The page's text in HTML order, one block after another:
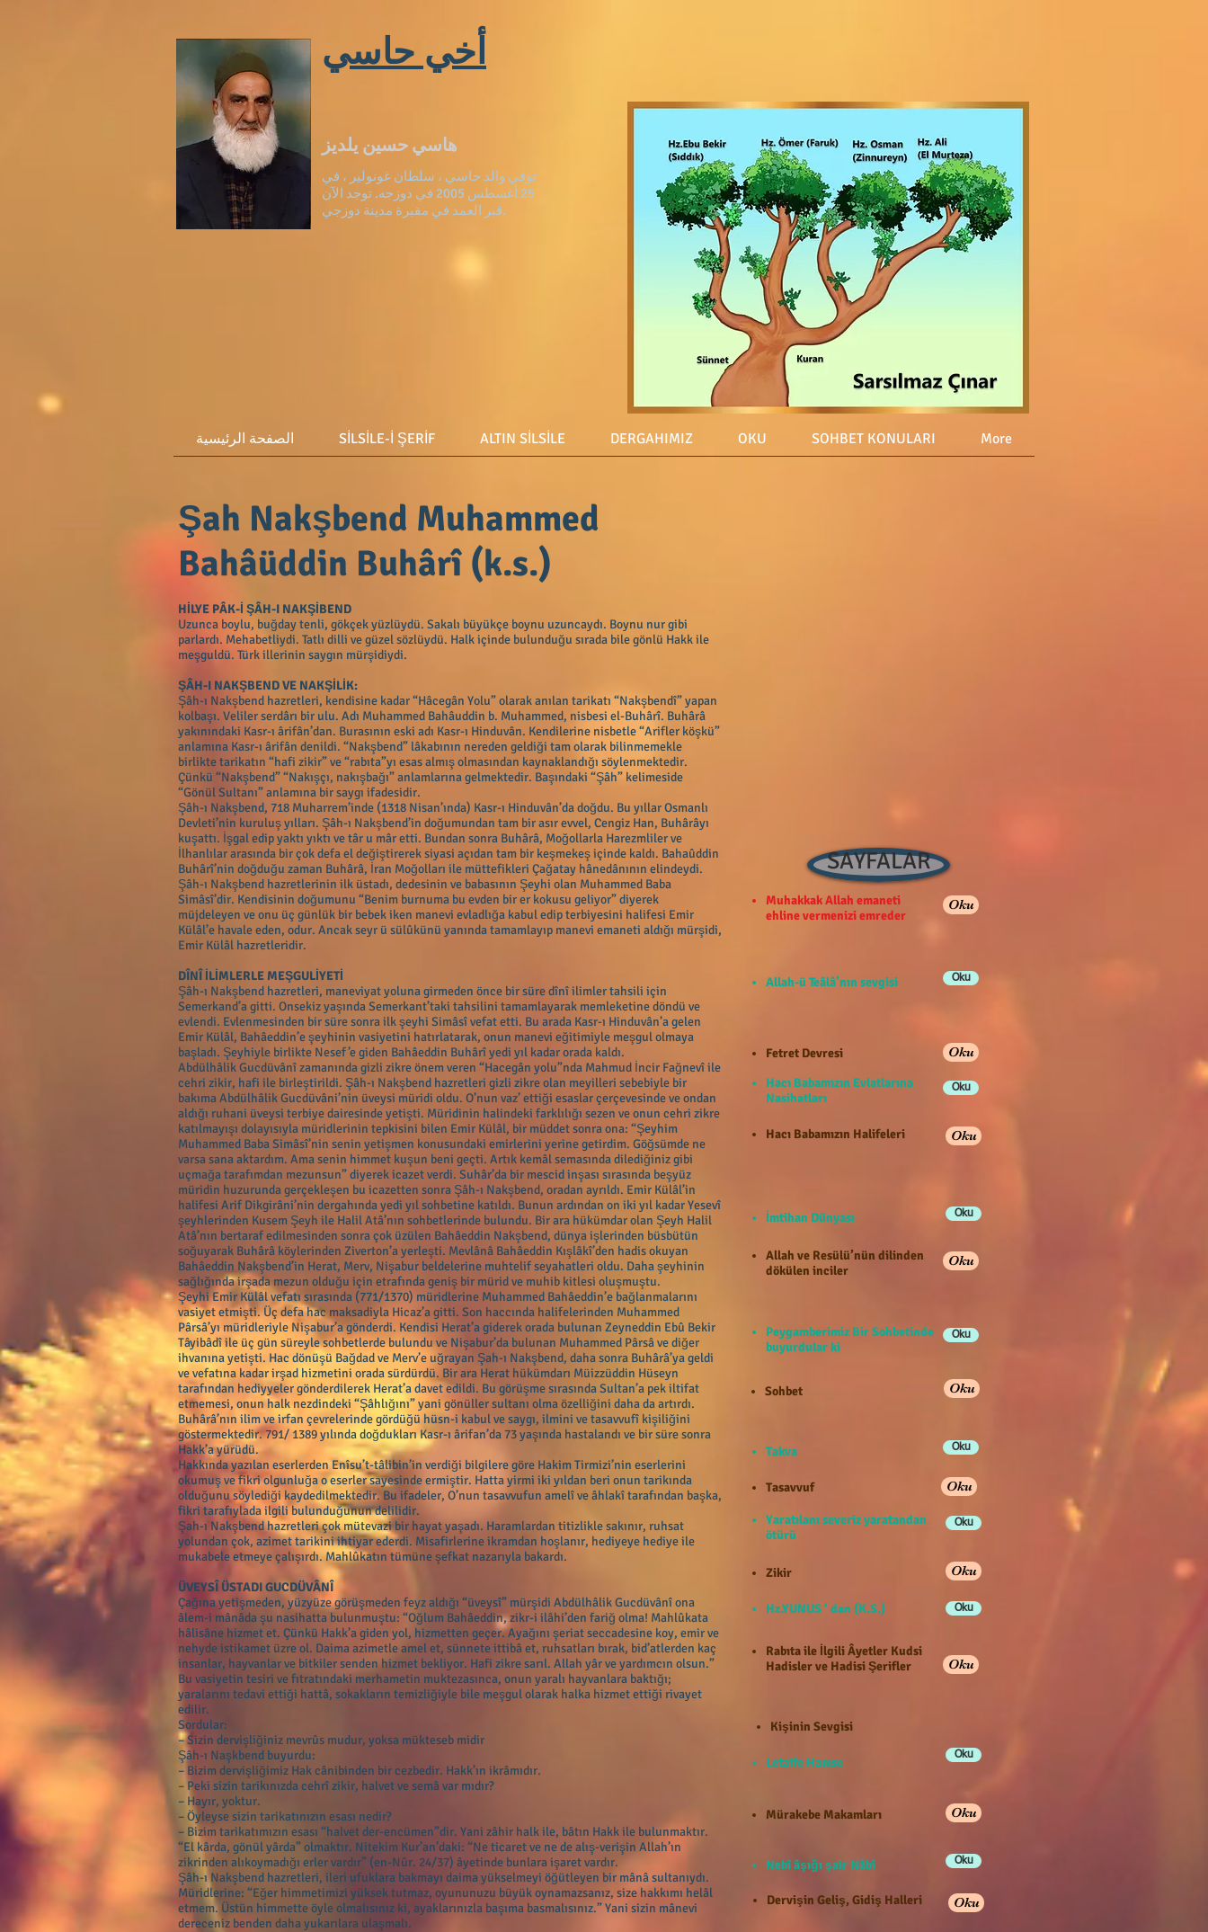
أخي حاسي
توفي والد حاسي ، سلطان غونولير ، في
25 أغسطس 2005 في دوزجه. توجد الآن
قبر العمد في مقبرة مدينة دوزجي.
الصفحة الرئيسية SİLSİLE-İ ŞERİF ALTIN SİLSİLE DERGAHIMIZ OKU SOHBET KONULARI More
Şah Nakşbend Muhammed
Bahâüddin Buhârî (k.s.)
HİLYE PÂK-İ ŞÂH-I NAKŞİBEND
Uzunca boylu, buğday tenli, gökçek yüzlüydü. Sakalı büyükçe boynu uzuncaydı. Boynu nur gibi
parlardı. Mehabetliydi. Tatlı dilli ve güzel sözlüydü. Halk içinde bulunduğu sırada bile gönlü Hakk ile
meşguldü. Türk illerinin saygın mürşidiydi.
ŞÂH-I NAKŞBEND VE NAKŞİLİK:
Şâh-ı Nakşbend hazretleri, kendisine kadar “Hâcegân Yolu” olarak anılan tarikatı “Nakşbendî” yapan
kolbaşı. Veliler serdârı bir ulu. Adı Muhammed Bahâuddin b. Muhammed, nisbesi el-Buhârî. Buhârâ
yakınındaki Kasr-ı ârifân’dan. Burasının eski adı Kasr-ı Hinduvân. Kendilerine nisbetle “Arifler köşkü”
anlamına Kasr-ı ârifân denildi. “Nakşbend” lâkabının nereden geldiği tam olarak bilinmemekle
birlikte tarikatın “hafi zikir” ve “rabıta”yı esas almış olmasından kaynaklandığı söylenmektedir.
Çünkü “Nakşbend” “Nakışçı, nakışbağı” anlamlarına gelmektedir. Başındaki “Şâh” kelimeside
“Gönül Sultanı” anlamına bir saygı ifadesidir.
Şâh-ı Nakşbend, 718 Muharrem’inde (1318 Nisan’ında) Kasr-ı Hinduvân’da doğdu. Bu yıllar Osmanlı
Devleti’nin kuruluş yılları. Şâh-ı Nakşbend’in doğumundan tam bir asır evvel, Cengiz Han, Buhârâyı
kuşattı. İşgal edip yaktı yıktı ve târ u mâr etti. Bundan sonra Buhârâ, Moğollarla Harezmliler ve
İlhanlılar arasında bir çok defa el değiştirerek siyasi açıdan tam bir keşmekeş içinde kaldı. Bahaûddin
Buhârî’nin doğduğu zaman Buhârâ, İran Moğolları ile müttefikleri Çağatay hânedânının elindeydi.
Şâh-ı Nakşbend hazretlerinin ilk üstadı, dedesinin ve babasının Şeyhi olan Muhammed Baba
Simâsî’dir. Kendisinin doğumunu “Benim burnuma bu evden bir er kokusu geliyor” diyerek
müjdeleyen ve onu üç günlük bir bebek iken manevi evladlığa kabul edip terbiyesini halifesi Emir
Külâl’e havale eden, odur. Ancak seyr ü sülûkünü yanında tamamlayıp manevi emaneti aldığı mürşidi,
Emir Külâl hazretleridir.
DÎNÎ İLİMLERLE MEŞGULİYETİ
Şâh-ı Nakşbend hazretleri, maneviyat yoluna girmeden önce bir süre dînî ilimler tahsili için
Semerkand’a gitti. Onsekiz yaşında Semerkant’taki tahsilini tamamlayarak memleketine döndü ve
evlendi. Evlenmesinden bir süre sonra ilk şeyhi Simâsî vefat etti. Bu arada Kasr-ı Hinduvân’a gelen
Emir Külâl, Bahâeddin’e şeyhinin vasiyetini hatırlatarak, onun manevi eğitimiyle meşgul olmaya
başladı. Şeyhiyle birlikte Nesef’e giden Bahâeddin Buhârî yedi yıl kadar orada kaldı.
Abdülhâlik Gucdüvânî zamanında gizli zikre önem veren “Hacegân yolu”nda Mahmud İncir Fağnevî ile
cehri zikir, hafi ile birleştirildi. Şâh-ı Nakşbend hazretleri gizli zikre olan meyilleri sebebiyle bir
bakıma Abdülhâlik Gucdüvâni’nin üveysi müridi oldu. O’nun vaz’ ettiği esaslar çerçevesinde ve ondan
aldığı ruhani üveysi terbiye dairesinde yetişti. Müridinin halindeki farklılığı sezen ve onun cehri zikre
katılmayışı dolayısıyla müridlerinin tepkisini bilen Emir Külâl, bir müddet sonra ona: “Şeyhim
Muhammed Baba Simâsî’nin senin yetişmen konusundaki emirlerini yerine getirdim. Göğsümde ne
varsa sana aktardım. Ama senin himmet kuşun beni geçti. Artık kemâl semasında dilediğiniz gibi
uçmağa tarafımdan mezunsun” diyerek icazet verdi. Suhâr’da bir mescid inşası sırasında beşyüz
müridin huzurunda gerçekleşen bu icazetten sonra Şâh-ı Nakşbend, oradan ayrıldı. Emir Külâl’in
halifesi Arif Dikgirâni’nin dergahında yedi yıl sohbetine katıldı. Bunun ardından on iki yıl kadar Yesevî
şeyhlerinden Kusem Şeyh ile Halil Atâ’nın sohbetlerinde bulundu. Bir ara hükümdar olan Şeyh Halil
Atâ’nın bertaraf edilmesinden sonra çok üzülen Bahâeddin Nakşbend, dünya işlerinden büsbütün
soğuyarak Buhârâ köylerinden Ziverton’a yerleşti. Mevlânâ Bahâeddin Kışlâkî’den hadis okuyan
Bahâeddin Nakşbend’in Herat, Merv, Nişabur beldelerine muhtelif seyahatleri oldu. Daha şeyhinin
sağlığında irşada mezun olduğu için etrafında geniş bir mürid ve muhib kitlesi oluşmuştu.
Şeyhi Emir Külâl vefatı sırasında (771/1370) müridlerine Muhammed Bahâeddin’e bağlanmalarını
vasiyet etmişti. Üç defa hac maksadiyla Hicaz’a gitti. Son haccında halifelerinden Muhammed
Pârsâ’yı müridleriyle Nişabur’a gönderdi. Kendisi Herat’a giderek orada bulunan Zeyneddin Ebû Bekir
Tâyibâdî ile üç gün süreyle sohbetlerde bulundu ve Nişabur’da bulunan Muhammed Pârsâ ve diğer
ihvanına yetişti. Hac dönüşü Bağdad ve Merv’e uğrayan Şah-ı Nakşbend, daha sonra Buhârâ’ya geldi
ve vefatına kadar irşad hizmetini orada sürdürdü. Bir ara Herat hükümdarı Müizzüddin Hüseyn
tarafından hediyyeler gönderdilerek Herat’a davet edildi. Bu görüşme sırasında Sultan’a pek iltifat
etmemesi, onun halk nezdindeki “Şâhlığını” yani gönüller sultanı olma özelliğini daha da artırdı.
Buhârâ’nın ilim ve irfan çevrelerinde gördüğü hüsn-i kabul ve saygı, ilmini ve tasavvufî kişiliğini
göstermektedir. 791/ 1389 yılında doğdukları Kasr-ı ârifan’da 73 yaşında hastalandı ve bir süre sonra
Hakk’a yürüdü.
Hakkında yazılan eserlerden Enîsu’t-tâlibin’in verdiği bilgilere göre Hakim Tirmizi’nin eserlerini
okumuş ve fikri olgunluğa o eserler sayesinde ermiştir. Hatta yirmi iki yıldan beri onun tarikında
olduğunu söylediği kaydedilmektedir. Bu ifadeler, O’nun tasavvufun amelî ve âhlakî tarafından başka,
fikri tarafıylada ilgili bulunduğunun delilidir.
Şah-ı Nakşbend hazretleri çok mütevazi bir hayat yaşadı. Haramlardan titizlikle sakınır, ruhsat
yolundan çok, azimet tarikini ihtiyar ederdi. Misafirlerine ikramdan hoşlanır, hediyeye hediye ile
mukabele etmeye çalışırdı. Mahlûkatın tümüne şefkat nazarıyla bakardı.
ÜVEYSÎ ÜSTADI GUCDÜVÂNÎ
Çağına yetişmeden, yüzyüze görüşmeden feyz aldığı “üveysî” mürşidi Abdülhâlik Gucdüvânî ona
âlem-i mânâda şu nasihatta bulunmuştu: “Oğlum Bahâeddin, zikr-i ilâhi’den fariğ olma! Mahlûkata
hâlisâne hizmet et. Çünkü Hakk’a giden yol, hizmetten geçer. Ayağını şeriat seccadesine koy, emir ve
nehyde istikamet üzre ol. Daima azimetle amel et, sünnete ittibâ et, ruhsatları bırak, bid’atlerden kaç
insanlar, hayvanlar ve bitkiler senden hizmet bekliyor. Hafi zikre sarıl. Allah yâr ve yardımcın olsun.”
Bu vasiyetin tesiri ve fıtratındaki merhametin muktezasınca, onun yaralı hayvanlara baktığı;
yaralarını tedavi ettiği hattâ, sokakların temizliğiyle bile meşgul olarak halka hizmet ettiği rivayet
edilir.
Sordular:
– Sizin dervişliğiniz mevrûs mudur, yoksa mükteseb midir
Şâh-ı Naşkbend buyurdu:
– Bizim dervişliğimiz Hak cânibinden bir cezbedir. Hakk’ın ikrâmıdır.
– Peki sizin tarikınızda cehrî zikir, halvet ve semâ var mıdır?
– Hayır, yoktur.
– Öyleyse sizin tarikatınızın esası nedir?
– Bizim tarikatımızın esası “halvet der-encümen”dir. Yani zâhir halk ile, bâtın Hakk ile bulunmaktır.
“El kârda, gönül yârda” olmaktır. Nitekim Kur’an’daki: “Ne ticaret ve ne de alış-verişin Allah’ın
zikrinden alıkoymadığı erler vardır” (en-Nûr. 24/37) âyetinde bunlara işaret vardır.
Şâh-ı Nakşbend hazretleri, ileri ufuklara bakmayı daima yükselmeyi öğütleyen bir mânâ sultanıydı.
Müridlerine: “Eğer himmetimizi yüksek tutmaz, oyununuzu büyük oynamazsanız, size hakkımı helâl
etmem. Üstün himmette öyle olmalısınız ki, ayaklarınızla başıma basmalısınız.” Yani sizin mânevi
dereceniz benden daha yukarılara ulaşmalı.
Muhakkak Allah emaneti
ehline vermenizi emreder
Oku
Allah-ü Teâlâ’nın sevgisi Oku
Fetret Devresi Oku
Hacı Babamızın Evlatlarına
Nasihatları
Oku
Oku
Hacı Babamızın Halifeleri
Oku
İmtihan Dünyası
Oku
Allah ve Resülü’nün dilinden
dökülen inciler
Oku
Peygamberimiz Bir Sohbetinde
buyurdular ki
Oku
Sohbet
Oku
Takva
Oku
Tasavvuf
Oku
Yaratılanı severiz yaratandan
ötürü
Oku
Zikir
Oku
Hz.YUNUS ‘ dan (K.S.)
Oku
Rabıta ile İlgili Âyetler Kudsi
Hadisler ve Hadisi Şerifler
Letaife Hamse Oku
Mürakebe Makamları
Nebî âşığı şair Nâbî Oku
Dervişin Geliş, Gidiş Halleri Oku
Kişinin Sevgisi
Oku
SAYFALAR